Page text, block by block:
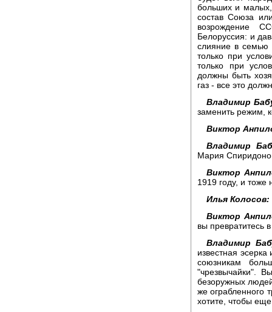
больших и малых,
состав Союза
возрождение
Белоруссия: и
слияние в семью
только при
только при
должны быть
газ - все это
Владимир
заменить режим,
Виктор
Владимир
Мария
Виктор
1919 году, и
Илья Колосов:
Виктор
вы превратитесь
Владимир
известная
союзникам
"чрезвычайки".
безоружных
же ограбленного
хотите, чтобы